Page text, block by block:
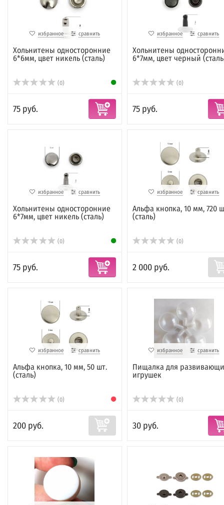
избранное сравнить
Хольнитены односторонние
6*6мм, цвет никель (сталь)
(0)
75 руб.
избранное сравнить
Хольнитены
6*7мм, цвет черный
(0)
75 руб.
избранное сравнить
Хольнитены односторонние
6*7мм, цвет никель (сталь)
(0)
75 руб.
избранное сравнить
Альфа кнопка, 10 мм, 720
(сталь)
(0)
2 000 руб.
избранное сравнить
Альфа кнопка, 10 мм, 50 шт.
(сталь)
(0)
200 руб.
избранное сравнить
Пищалка для
игрушек
(0)
30 руб.